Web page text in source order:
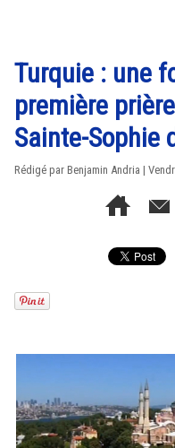
Turquie : une
première
Sainte-Sophie
Rédigé par Benjamin Andria |